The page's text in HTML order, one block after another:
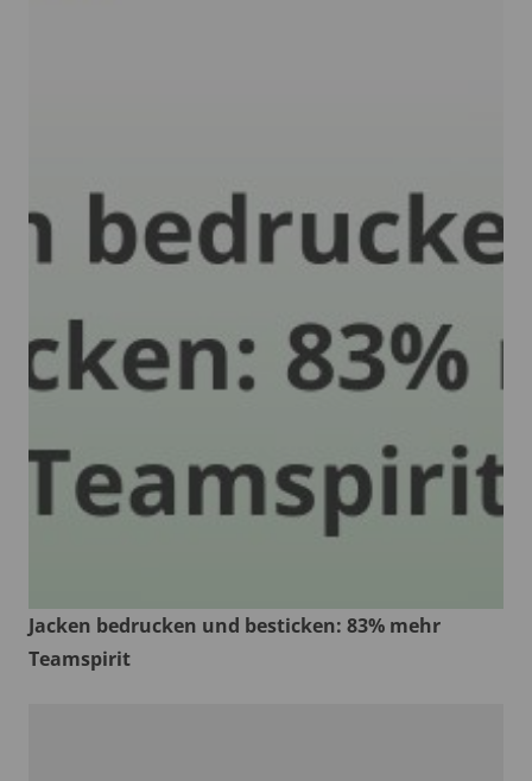
Jacken bedrucken und besticken: 83% mehr
Teamspirit